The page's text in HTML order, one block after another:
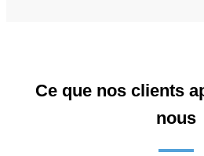
Ce que nos clients
nous